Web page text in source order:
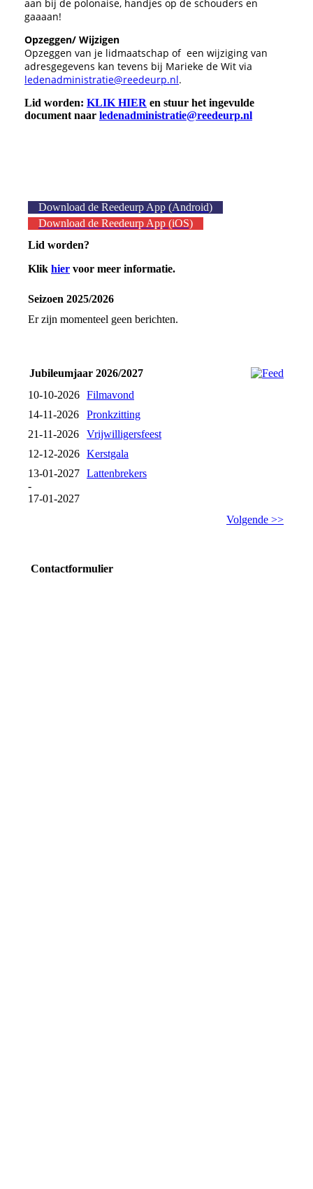
aan bij de polonaise, handjes op de schouders en
gaaaan!
Opzeggen/ Wijzigen
Opzeggen van je lidmaatschap of een wijziging van
adresgegevens kan tevens bij Marieke de Wit via
ledenadministratie@reedeurp.nl.
Lid worden: KLIK HIER en stuur het ingevulde
document naar ledenadministratie@reedeurp.nl
Download de Reedeurp App (Android)
Download de Reedeurp App (iOS)
Lid worden?
Klik hier voor meer informatie.
Seizoen 2025/2026
Er zijn momenteel geen berichten.
Jubileumjaar 2026/2027
10-10-2026 Filmavond
14-11-2026
Pronkzitting
21-11-2026
Vrijwilligersfeest
12-12-2026 Kerstgala
13-01-2027
-
17-01-2027
Lattenbrekers
Volgende >>
Contactformulier